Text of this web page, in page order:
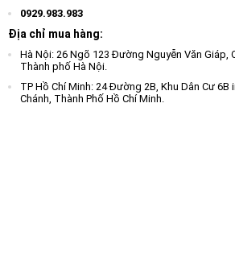
0929.983.983
Địa chỉ mua hàng:
Hà Nội: 26 Ngõ 123 Đường Nguyễn Văn Giáp,
Thành phố Hà Nội.
TP Hồ Chí Minh: 24 Đường 2B, Khu Dân Cư 6B
Chánh, Thành Phố Hồ Chí Minh.